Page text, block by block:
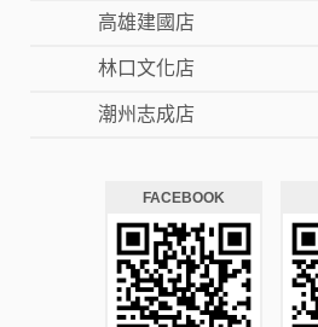
高雄建國店
林口文化店
潮州志成店
FACEBOOK